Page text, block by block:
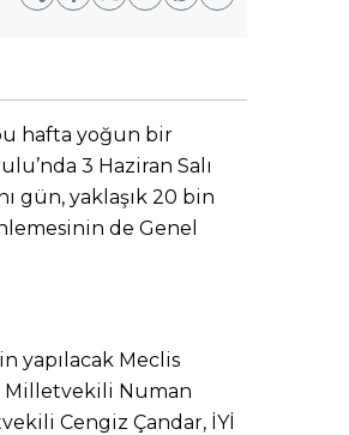
hafta yoğun bir
3 Haziran Salı
gün, yaklaşık 20 bin
de Genel
yapılacak Meclis
Milletvekili Numan
Cengiz Çandar, İYİ